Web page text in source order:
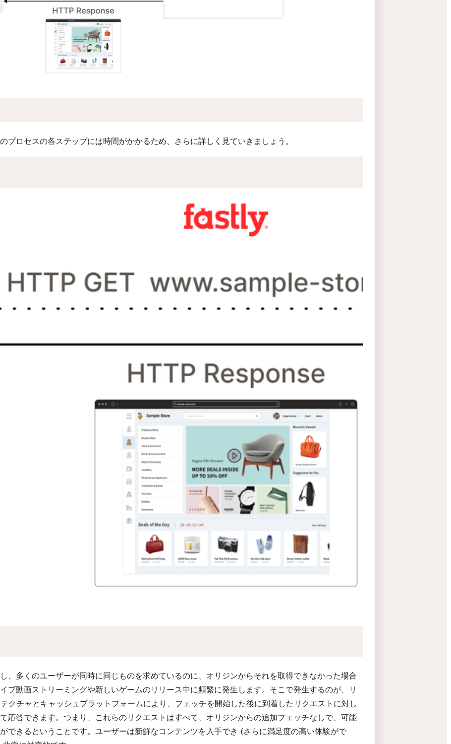
プロセスの各ステップには時間がかかるため、さらに詳しく見ていきましょう。
、多くのユーザーが同時に同じものを求めているのに、オリジンからそれを取得できなかった場合
ブ動画ストリーミングや新しいゲームのリリース中に頻繁に発生します。そこで発生するのが、リ
クチャとキャッシュプラットフォームにより、フェッチを開始した後に到着したリクエストに対し
応答できます。つまり、これらのリクエストはすべて、オリジンからの追加フェッチなしで、可能
できるということです。ユーザーは新鮮なコンテンツを入手でき (さらに満足度の高い体験がで